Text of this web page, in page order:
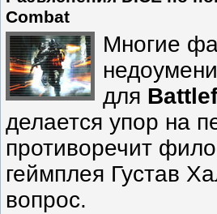
Combat
Многие
для
делается упор на
противоречит
геймплея Густав
вопрос.